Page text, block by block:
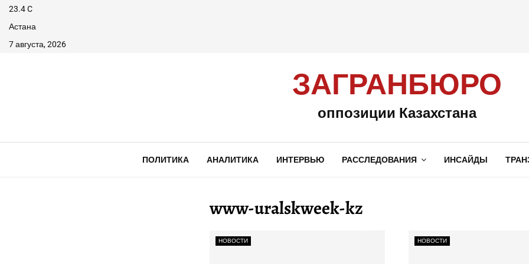
23.4C
Астана
7 августа, 2026
ЗАГРАНБЮРО
оппозиции Казахстана
ПОЛИТИКА АНАЛИТИКА ИНТЕРВЬЮ РАССЛЕДОВАНИЯ ИНСАЙДЫ
www-uralskweek-kz
НОВОСТИ НОВОСТИ